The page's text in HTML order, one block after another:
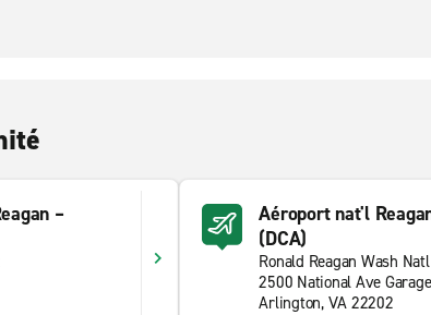
–
Aéroport nat'l
(DCA)
Ronald Reagan Wash
2500 National Ave
Arlington, VA 22202